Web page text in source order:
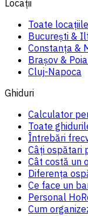
Locații
Toate locațiile
București &
Constanța &
Brașov &
Cluj-Napoca
Ghiduri
Calculator
Toate
Întrebări
Câți ospătari
Cât costă un
Diferența
Ce face un
Personal
Cum